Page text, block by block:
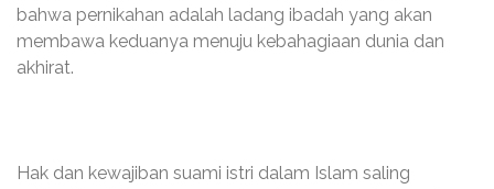
bahwa pernikahan adalah ladang ibadah yang akan
membawa keduanya menuju kebahagiaan dunia dan
akhirat.
Hak dan kewajiban suami istri dalam Islam saling